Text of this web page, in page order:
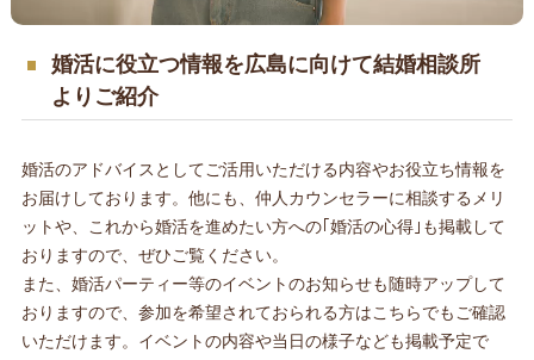
婚活に役立つ情報を広島に向けて結婚相談所
よりご紹介
婚活のアドバイスとしてご活用いただける内容やお役立ち情報を
お届けしております。他にも、仲人カウンセラーに相談するメリ
ットや、これから婚活を進めたい方への｢婚活の心得｣も掲載して
おりますので、ぜひご覧ください。
また、婚活パーティー等のイベントのお知らせも随時アップして
おりますので、参加を希望されておられる方はこちらでもご確認
いただけます。イベントの内容や当日の様子なども掲載予定で